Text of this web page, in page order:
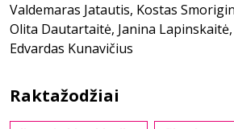
Valdemaras Jatautis, Kostas
Olita Dautartaitė, Janina
Edvardas Kunavičius
Raktažodžiai